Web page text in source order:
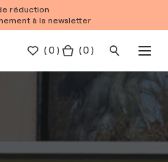
réduction
à la newsletter
(0 ) ( 0 )